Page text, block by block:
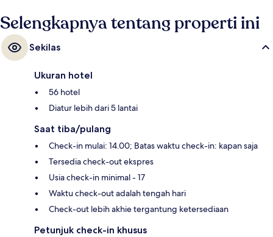
Selengkapnya tentang properti ini
Sekilas
Ukuran hotel
56 hotel
Diatur lebih dari 5 lantai
Saat tiba/pulang
Check-in mulai: 14.00; Batas waktu check-in: kapan saja
Tersedia check-out ekspres
Usia check-in minimal - 17
Waktu check-out adalah tengah hari
Check-out lebih akhie tergantung ketersediaan
Petunjuk check-in khusus